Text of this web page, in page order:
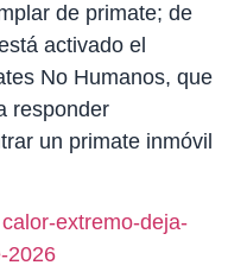
de primate; de
activado el
No Humanos, que
responder
un primate inmóvil
calor-extremo-deja-
2026